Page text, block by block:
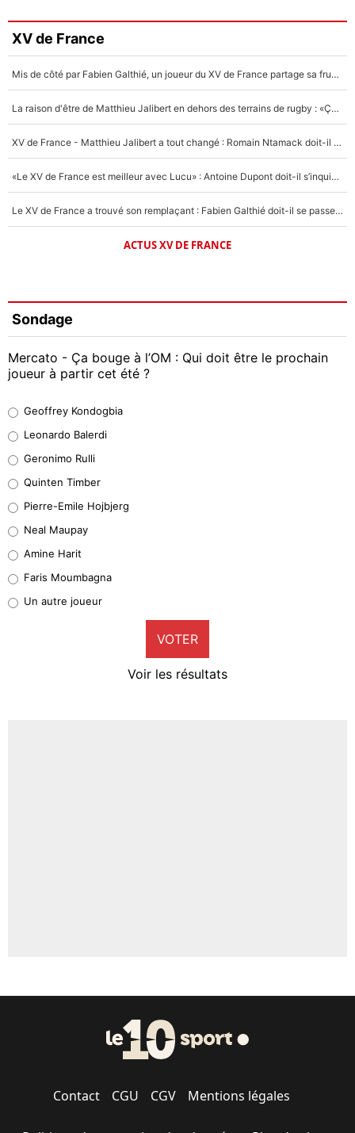
XV de France
Mis de côté par Fabien Galthié, un joueur du XV de France partage sa frustration : «ils ne me l’ont pas dit tout de suite»
La raison d'être de Matthieu Jalibert en dehors des terrains de rugby : «Ça m'atteint autant que si tu touches à un membre de ma famille»
XV de France - Matthieu Jalibert a tout changé : Romain Ntamack doit-il s’inquiéter pour sa place à un an de la Coupe du monde ?
«Le XV de France est meilleur avec Lucu» : Antoine Dupont doit-il s’inquiéter pour sa place ?
Le XV de France a trouvé son remplaçant : Fabien Galthié doit-il se passer d'Antoine Dupont ?
ACTUS XV DE FRANCE
Sondage
Mercato - Ça bouge à l’OM : Qui doit être le prochain
joueur à partir cet été ?
38%
32%
5%
1%
9%
Geoffrey Kondogbia
Leonardo Balerdi
Geronimo Rulli
Quinten Timber
Pierre-Emile Hojbjerg
Neal Maupay
Amine Harit
Faris Moumbagna
Un autre joueur
VOTER
Voir les résultats
Contact CGU CGV Mentions légales